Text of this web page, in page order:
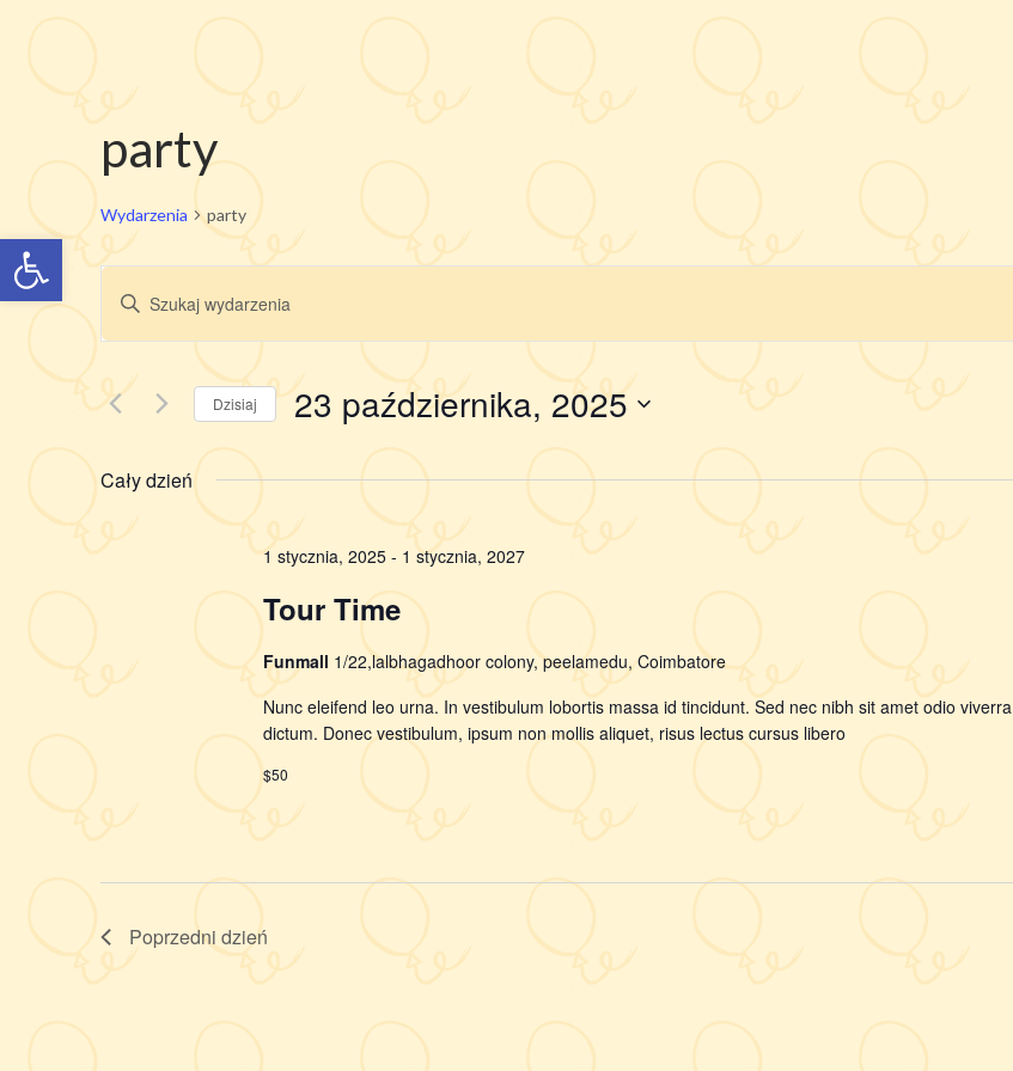
Otwórz pasek narzędzi
party
Wydarzenia party
Wydarzenia
Nawigacja
po
widokach
Wpisz
słowo
kluczowe.
wg
Wydarzenia.
Dzisiaj 23 października, 2025
Cały dzień
1 stycznia, 2025- 1 stycznia, 2027
Tour Time
Funmall 1/22,lalbhagadhoor colony, peelamedu, Coimbatore
Nunc eleifend leo urna. In vestibulum lobortis massa id tincidunt. Sed nec nibh sit amet odio viverra
dictum. Donec vestibulum, ipsum non mollis aliquet, risus lectus cursus libero
$50
Poprzedni dzień